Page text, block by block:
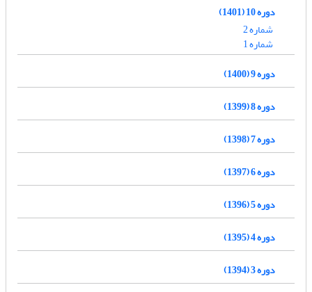
دوره 10 (1401)
شماره 2
شماره 1
دوره 9 (1400)
دوره 8 (1399)
دوره 7 (1398)
دوره 6 (1397)
دوره 5 (1396)
دوره 4 (1395)
دوره 3 (1394)